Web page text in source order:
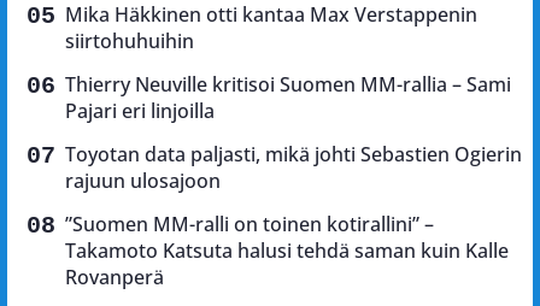
Mika Häkkinen otti kantaa Max Verstappenin
siirtohuhuihin
Thierry Neuville kritisoi Suomen MM-rallia – Sami
Pajari eri linjoilla
Toyotan data paljasti, mikä johti Sebastien Ogierin
rajuun ulosajoon
”Suomen MM-ralli on toinen kotirallini” –
Takamoto Katsuta halusi tehdä saman kuin Kalle
Rovanperä